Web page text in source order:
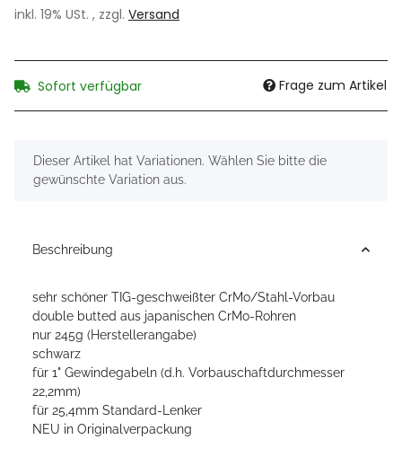
inkl. 19% USt. , zzgl. Versand
Sofort verfügbar Frage zum Artikel
xDieser Artikel hat Variationen. Wählen Sie bitte die
gewünschte Variation aus.
Beschreibung
sehr schöner TIG-geschweißter CrMo/Stahl-Vorbau
double butted aus japanischen CrMo-Rohren
nur 245g (Herstellerangabe)
schwarz
für 1" Gewindegabeln (d.h. Vorbauschaftdurchmesser
22,2mm)
für 25,4mm Standard-Lenker
NEU in Originalverpackung